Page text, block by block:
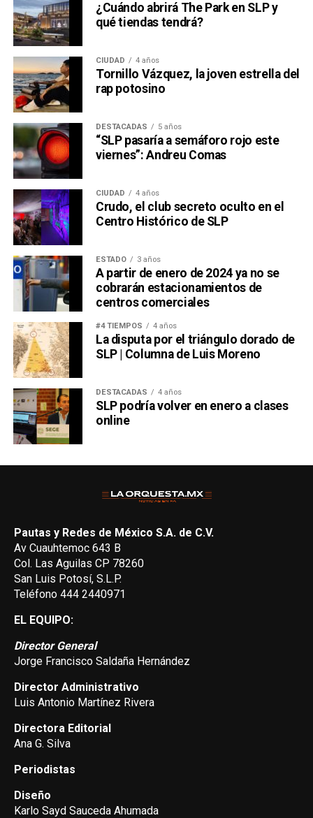
¿Cuándo abrirá The Park en SLP y
qué tiendas tendrá?
CIUDAD 4 años
Tornillo Vázquez, la joven estrella del
rap potosino
DESTACADAS 5 años
“SLP pasaría a semáforo rojo este
viernes”: Andreu Comas
CIUDAD 4 años
Crudo, el club secreto oculto en el
Centro Histórico de SLP
ESTADO 3 años
A partir de enero de 2024 ya no se
cobrarán estacionamientos de
centros comerciales
#4 TIEMPOS 4 años
La disputa por el triángulo dorado de
SLP | Columna de Luis Moreno
DESTACADAS 4 años
SLP podría volver en enero a clases
online
Pautas y Redes de México S.A. de C.V.
Av Cuauhtemoc 643 B
Col. Las Aguilas CP 78260
San Luis Potosí, S.L.P.
Teléfono 444 2440971
EL EQUIPO:
Director General
Jorge Francisco Saldaña Hernández
Director Administrativo
Luis Antonio Martínez Rivera
Directora Editorial
Ana G. Silva
Periodistas
Diseño
Karlo Sayd Sauceda Ahumada